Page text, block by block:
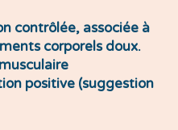
contrôlée, associée à
corporels doux.
positive (suggestion